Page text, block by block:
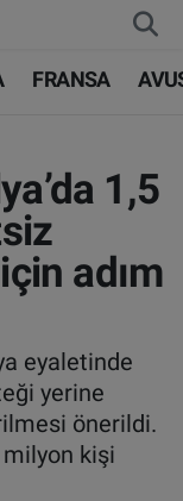
FRANSA
1,5
adım
eyaletinde
yerine
önerildi.
kişi